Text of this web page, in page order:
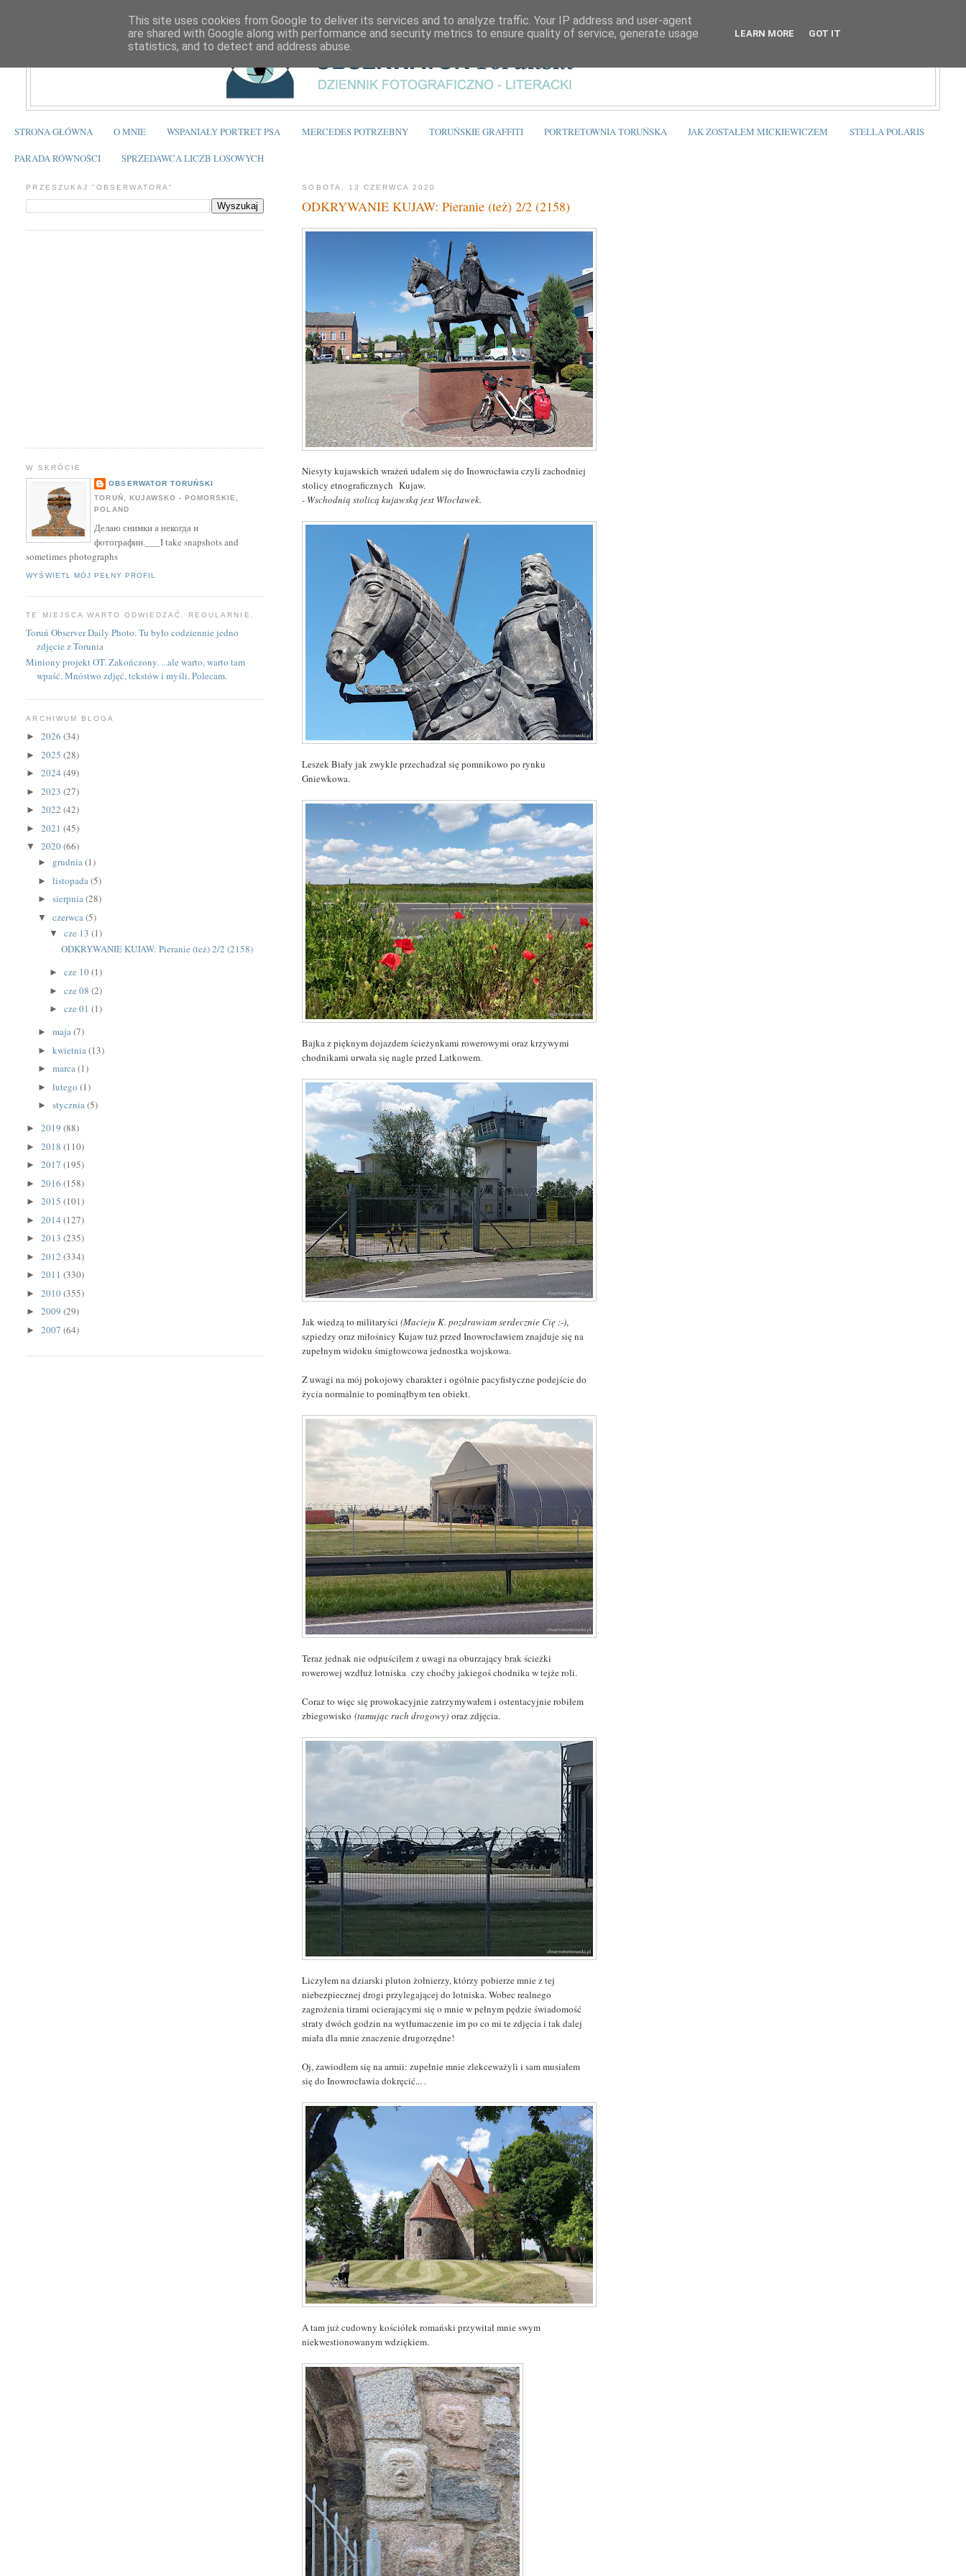
STRONA GŁÓWNA O MNIE WSPANIAŁY PORTRET PSA MERCEDES POTRZEBNY TORUŃSKIE GRAFFITI PORTRETOWNIA TORUŃSKA JAK ZOSTAŁEM MICKIEWICZEM STELLA POLARIS
PARADA RÓWNOŚCI SPRZEDAWCA LICZB LOSOWYCH
SOBOTA, 13 CZERWCA 2020
ODKRYWANIE KUJAW: Pieranie (też) 2/2 (2158)
Niesyty kujawskich wrażeń udałem się do Inowrocławia czyli zachodniej
stolicy etnograficznych Kujaw.
- Wschodnią stolicą kujawską jest Włocławek.
Leszek Biały jak zwykle przechadzał się pomnikowo po rynku
Gniewkowa.
Bajka z pięknym dojazdem ścieżynkami rowerowymi oraz krzywymi
chodnikami urwała się nagle przed Latkowem.
Jak wiedzą to militaryści(Macieju K. pozdrawiam serdecznie Cię :-),
szpiedzy oraz miłośnicy Kujaw tuż przed Inowrocławiem znajduje się na
zupełnym widoku śmigłowcowa jednostka wojskowa.
Z uwagi na mój pokojowy charakter i ogólnie pacyfistyczne podejście do
życia normalnie to pominąłbym ten obiekt.
Teraz jednak nie odpuściłem z uwagi na oburzający brak ścieżki
rowerowej wzdłuż lotniska czy choćby jakiegoś chodnika w tejże roli.
Coraz to więc się prowokacyjnie zatrzymywałem i ostentacyjnie robiłem
zbiegowisko(tamując ruch drogowy) oraz zdjęcia.
Liczyłem na dziarski pluton żołnierzy, którzy pobierze mnie z tej
niebezpiecznej drogi przylegającej do lotniska. Wobec realnego
zagrożenia tirami ocierającymi się o mnie w pełnym pędzie świadomość
straty dwóch godzin na wytłumaczenie im po co mi te zdjęcia i tak dalej
miała dla mnie znaczenie drugorzędne!
Oj, zawiodłem się na armii: zupełnie mnie zlekceważyli i sam musiałem
się do Inowrocławia dokręcić... .
A tam już cudowny kościółek romański przywitał mnie swym
niekwestionowanym wdziękiem.
PRZESZUKAJ "OBSERWATORA"
W SKRÓCIE
OBSERWATOR TORUŃSKI
TORUŃ, KUJAWSKO - POMORSKIE,
POLAND
Делаю снимки а некогда и
фотографии.___I take snapshots and
sometimes photographs
WYŚWIETL MÓJ PEŁNY PROFIL
TE MIEJSCA WARTO ODWIEDZAĆ. REGULARNIE.
Toruń Observer Daily Photo. Tu było codziennie jedno
zdjęcie z Torunia
Miniony projekt OT. Zakończony. ...ale warto, warto tam
wpaść. Mnóstwo zdjęć, tekstów i myśli. Polecam.
ARCHIWUM BLOGA
►2026(34)
►2025(28)
►2024(49)
►2023(27)
►2022(42)
►2021(45)
▼2020(66)
► grudnia(1)
►listopada(5)
►sierpnia(28)
▼czerwca(5)
▼ cze 13 (1)
ODKRYWANIE KUJAW: Pieranie (też) 2/2 (2158)
► cze 10(1)
► cze 08 (2)
► cze 01 (1)
►maja(7)
►kwietnia(13)
►marca(1)
►lutego(1)
►stycznia(5)
►2019(88)
►2018(110)
►2017(195)
►2016(158)
►2015(101)
►2014(127)
►2013(235)
►2012(334)
►2011(330)
►2010(355)
►2009(29)
►2007(64)
This site uses cookies from Google to deliver its services and to analyze traffic. Your IP address and user-agent
are shared with Google along with performance and security metrics to ensure quality of service, generate usage
statistics, and to detect and address abuse.
LEARN MORE GOT IT